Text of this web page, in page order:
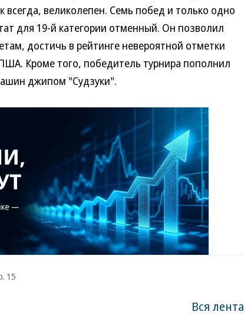
великолепен. Семь побед и только одно
для 19-й категории отменный. Он позволил
достичь в рейтинге невероятной отметки
Кроме того, победитель турнира пополнил
джипом "Судзуки".
15
Вся лента